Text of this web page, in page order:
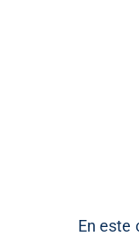
En este